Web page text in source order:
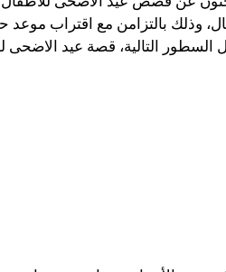
وذلك بالتزامن مع اقتراب
السطور التالية، قصة عيد الاضحى